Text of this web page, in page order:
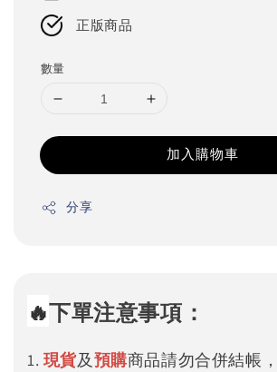
正版商品
數量
加入購物車
分享
🔥下單注意事項：
1. 現貨及預購商品請勿合併結帳